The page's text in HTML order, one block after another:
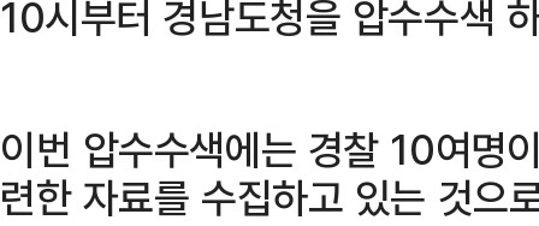
10시부터 경남도청을 압수수색
이번 압수수색에는 경찰 10여명
련한 자료를 수집하고 있는 것으